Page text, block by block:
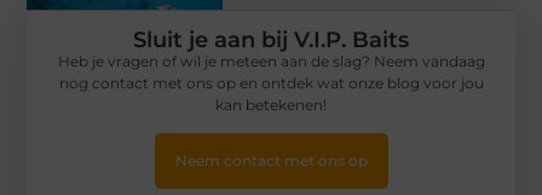
Sluit je aan bij V.I.P. Baits
Heb je vragen of wil je meteen aan de slag? Neem vandaag
nog contact met ons op en ontdek wat onze blog voor jou
kan betekenen!
Neem contact met ons op